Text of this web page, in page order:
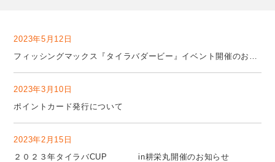
2023年5月12日
フィッシングマックス『タイラバダービー』イベント開催のお知らせ
2023年3月10日
ポイントカード発行について
2023年2月15日
２０２３年タイラバCUP in耕栄丸開催のお知らせ